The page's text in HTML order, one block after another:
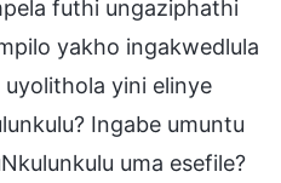
futhi ungaziphathi
yakho ingakwedlula
yini elinye
Ingabe umuntu
uma esefile?